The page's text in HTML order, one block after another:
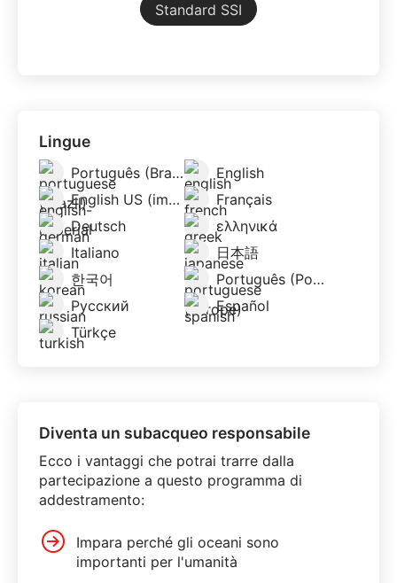
Standard SSI
Lingue
Português (Brazil)
English
English US (imperial)
Français
Deutsch
ελληνικά
Italiano
日本語
한국어
Português (Portugal)
Русский
Español
Türkçe
Diventa un subacqueo responsabile
Ecco i vantaggi che potrai trarre dalla
partecipazione a questo programma di
addestramento:
Impara perché gli oceani sono
importanti per l'umanità